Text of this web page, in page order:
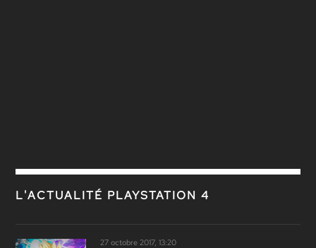
L'ACTUALITÉ PLAYSTATION 4
27 octobre 2017, 13:20